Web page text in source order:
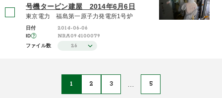
号機タービン建屋 2014年6月6日
東京電力 福島第一原子力発電所1号炉
日付 2014-06-06
ID NRA094100079
ファイル数 26
1 2 3 5